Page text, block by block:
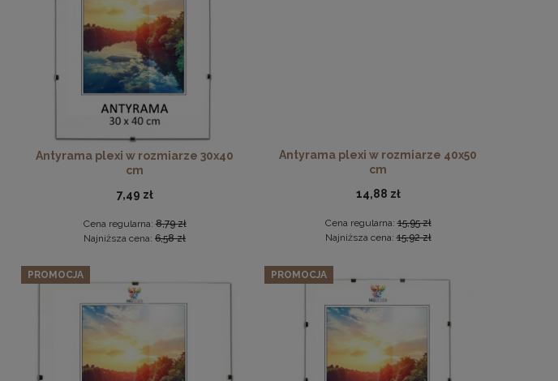
70x100 cm
Antyrama plexi w rozmiarze 30x40
cm
7,49 zł
Cena regularna:8,79 zł
Najniższa cena: 6,58 zł
Antyrama plexi w rozmiarze 40x50
cm
14,88 zł
Cena regularna:15,95 zł
Najniższa cena:15,92 zł
PROMOCJA PROMOCJA